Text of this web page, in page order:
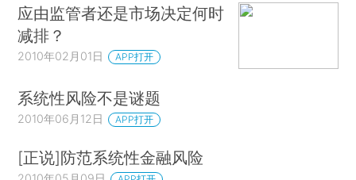
应由监管者还是市场决定何时
减排？
2010年02月01日 APP打开
系统性风险不是谜题
2010年06月12日 APP打开
[正说]防范系统性金融风险